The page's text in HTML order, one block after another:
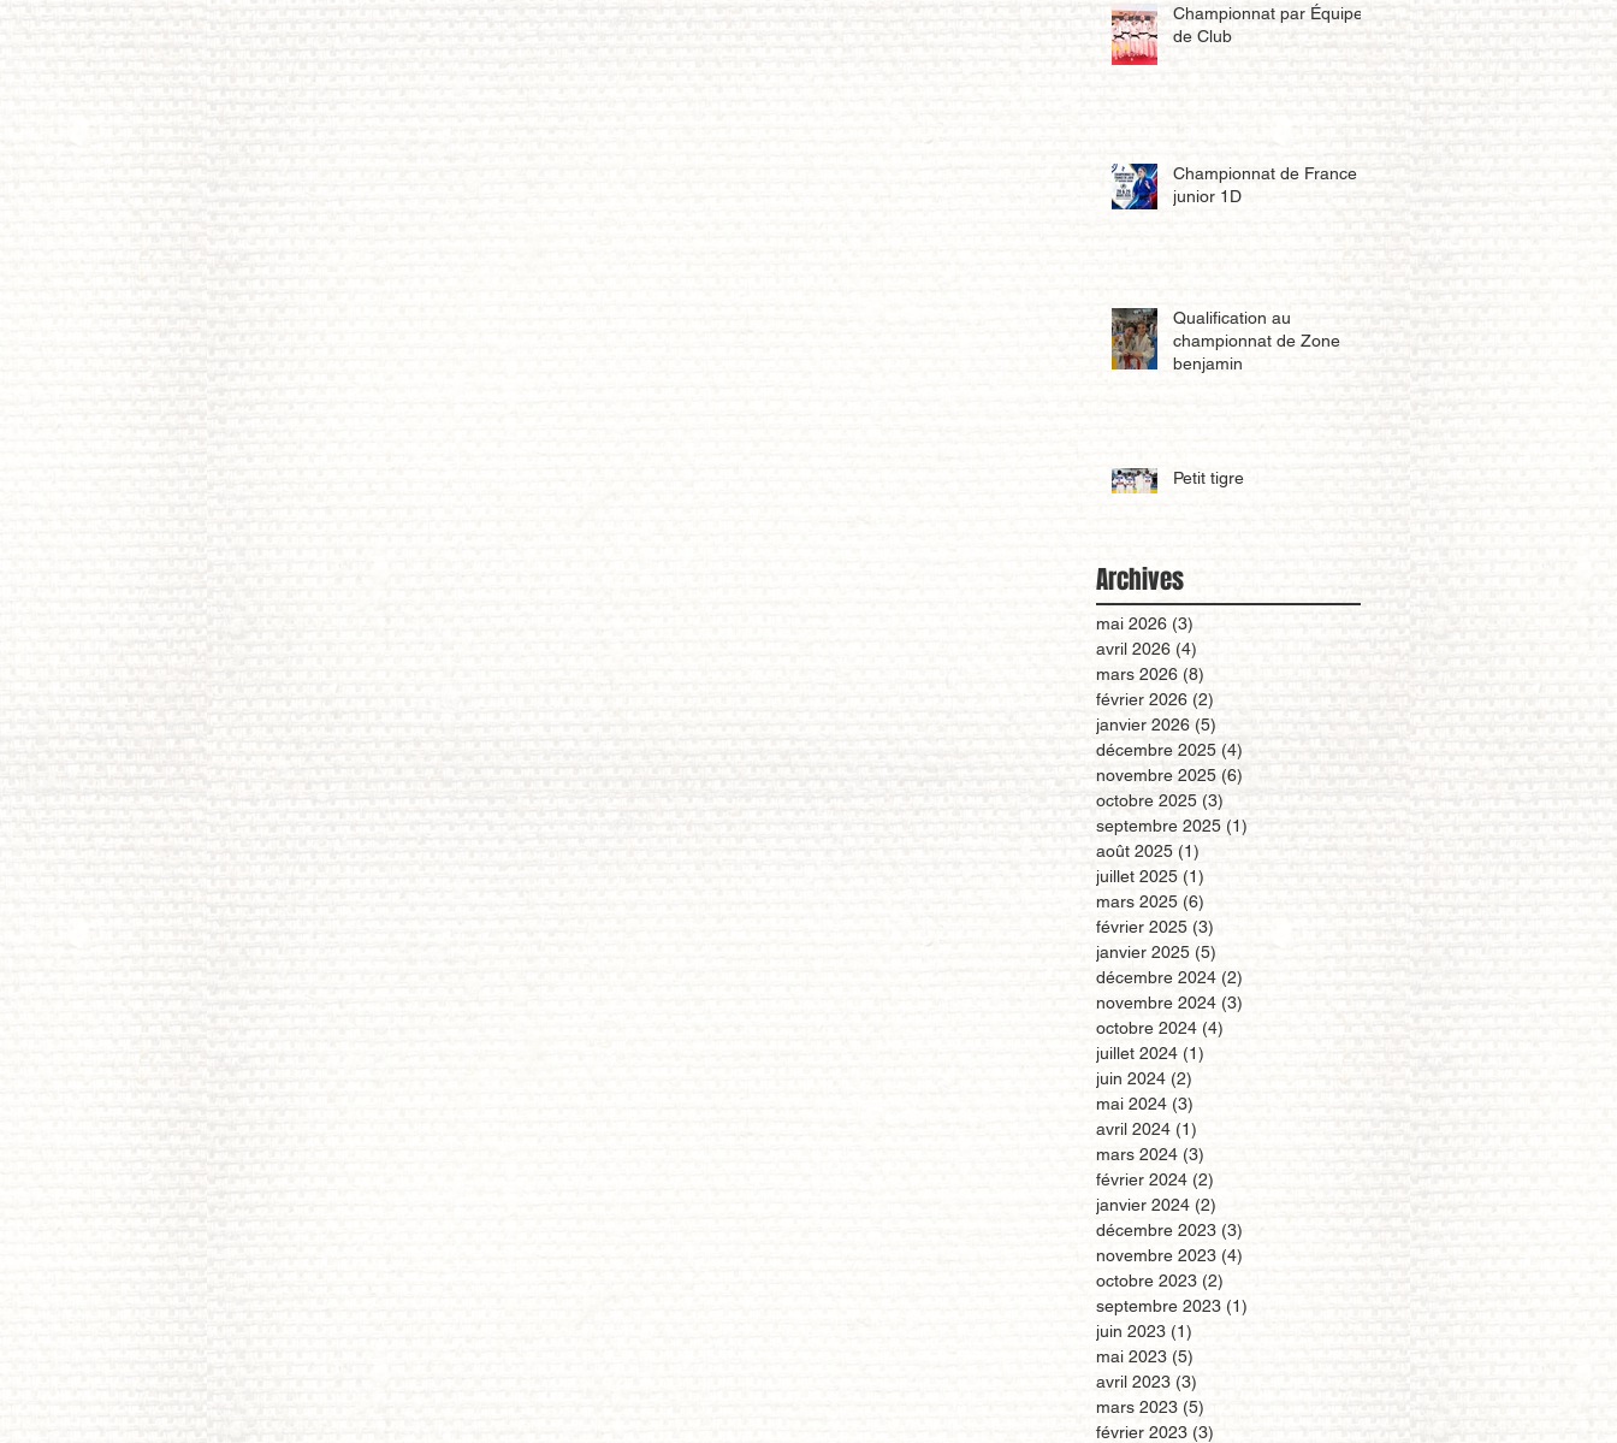
Championnat par Équipe
de Club
Championnat de France
junior 1D
Qualification au
championnat de Zone
benjamin
Petit tigre
Archives
mai 2026 (3)
avril 2026 (4)
mars 2026 (8)
février 2026 (2)
janvier 2026 (5)
décembre 2025 (4)
novembre 2025 (6)
octobre 2025 (3)
septembre 2025 (1)
août 2025 (1)
juillet 2025 (1)
mars 2025 (6)
février 2025 (3)
janvier 2025 (5)
décembre 2024 (2)
novembre 2024 (3)
octobre 2024 (4)
juillet 2024 (1)
juin 2024 (2)
mai 2024 (3)
avril 2024 (1)
mars 2024 (3)
février 2024 (2)
janvier 2024 (2)
décembre 2023 (3)
novembre 2023 (4)
octobre 2023 (2)
septembre 2023 (1)
juin 2023 (1)
mai 2023 (5)
avril 2023 (3)
mars 2023 (5)
février 2023 (3)